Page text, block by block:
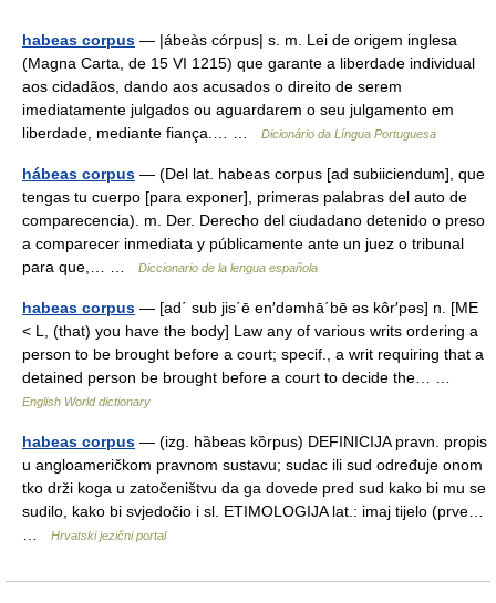
habeas corpus — |ábeàs córpus| s. m. Lei de origem inglesa
(Magna Carta, de 15 VI 1215) que garante a liberdade individual
aos cidadãos, dando aos acusados o direito de serem
imediatamente julgados ou aguardarem o seu julgamento em
liberdade, mediante fiança.… …
Dicionário da Língua Portuguesa
hábeas corpus — (Del lat. habeas corpus [ad subiiciendum], que
tengas tu cuerpo [para exponer], primeras palabras del auto de
comparecencia). m. Der. Derecho del ciudadano detenido o preso
a comparecer inmediata y públicamente ante un juez o tribunal
para que,… …
Diccionario de la lengua española
habeas corpus — [ad΄ sub jis΄ē en′dəmhā΄bē əs kôr′pəs] n. [ME
< L, (that) you have the body] Law any of various writs ordering a
person to be brought before a court; specif., a writ requiring that a
detained person be brought before a court to decide the… …
English World dictionary
habeas corpus — (izg. hȁbeas kȍrpus) DEFINICIJA pravn. propis
u angloameričkom pravnom sustavu; sudac ili sud određuje onom
tko drži koga u zatočeništvu da ga dovede pred sud kako bi mu se
sudilo, kako bi svjedočio i sl. ETIMOLOGIJA lat.: imaj tijelo (prve…
Hrvatski jezični portal